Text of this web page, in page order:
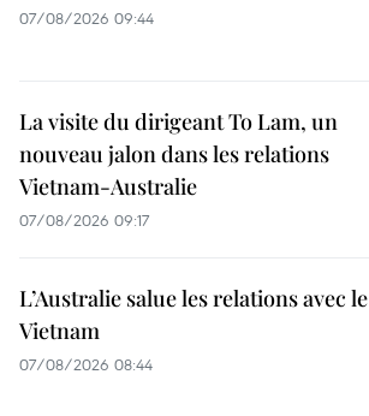
07/08/2026 09:44
La visite du dirigeant To Lam, un
nouveau jalon dans les relations
Vietnam-Australie
07/08/2026 09:17
L’Australie salue les relations avec le
Vietnam
07/08/2026 08:44